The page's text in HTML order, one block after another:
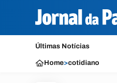
Últimas Notícias
Home>cotidiano